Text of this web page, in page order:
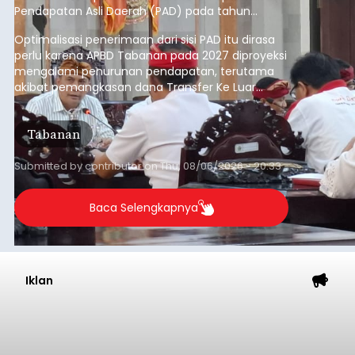
Pendapatan Asli Daerah (PAD) pada tahun
anggaran 2027.
Optimalisasi penerimaan dari sisi PAD itu dirasa
perlu karena APBD Tabanan pada 2027 diproyeksi
mengalami penurunan pendapatan, terutama
akibat pemangkasan dana Transfer Ke Luar
Daerah (TKD) dari pemerintah pusat.
Tabanan
Submitted bycontributoronThu, 08/06/2026 - 20:33
Baca Selengkapnya
Iklan